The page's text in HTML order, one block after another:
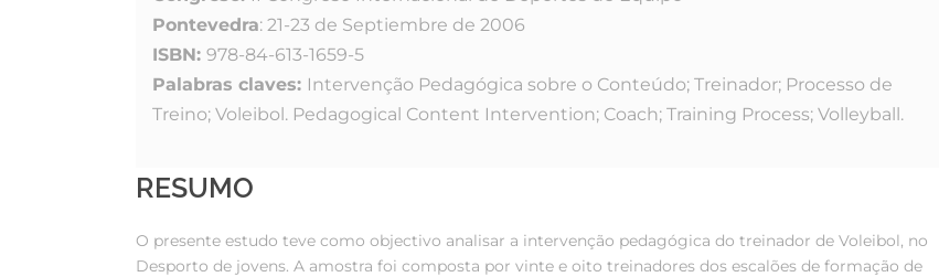
Pontevedra: 21-23 de Septiembre de 2006
ISBN: 978-84-613-1659-5
Palabras claves: Intervenção Pedagógica sobre o Conteúdo; Treinador; Processo de
Treino; Voleibol. Pedagogical Content Intervention; Coach; Training Process; Volleyball.
RESUMO
O presente estudo teve como objectivo analisar a intervenção pedagógica do treinador de Voleibol, no
Desporto de jovens. A amostra foi composta por vinte e oito treinadores dos escalões de formação de